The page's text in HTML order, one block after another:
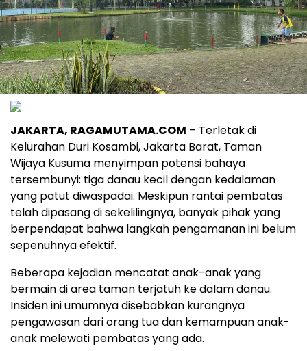
JAKARTA, RAGAMUTAMA.COM – Terletak di
Kelurahan Duri Kosambi, Jakarta Barat, Taman
Wijaya Kusuma menyimpan potensi bahaya
tersembunyi: tiga danau kecil dengan kedalaman
yang patut diwaspadai. Meskipun rantai pembatas
telah dipasang di sekelilingnya, banyak pihak yang
berpendapat bahwa langkah pengamanan ini belum
sepenuhnya efektif.
Beberapa kejadian mencatat anak-anak yang
bermain di area taman terjatuh ke dalam danau.
Insiden ini umumnya disebabkan kurangnya
pengawasan dari orang tua dan kemampuan anak-
anak melewati pembatas yang ada.